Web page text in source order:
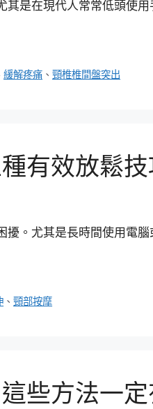
是在現代人常常低頭使用
緩解疼痛 、頸椎椎間盤突出
有效放鬆技
。尤其是長時間使用電腦
、頸部按摩
些方法一定